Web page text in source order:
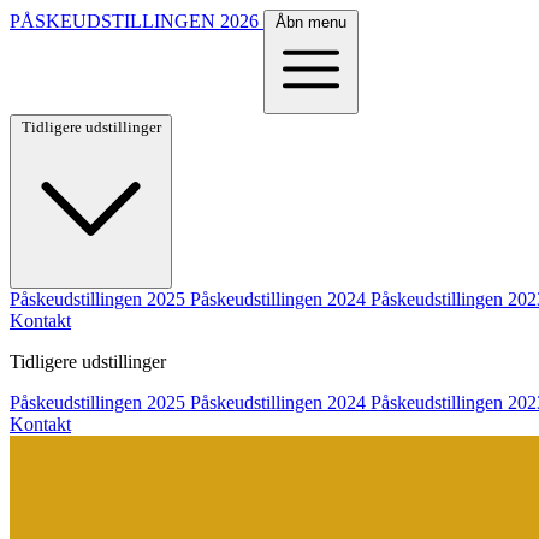
PÅSKEUDSTILLINGEN 2026 Åbn menu
Tidligere udstillinger
Påskeudstillingen 2025 Påskeudstillingen 2024 Påskeudstillingen
Kontakt
Tidligere udstillinger
Påskeudstillingen 2025 Påskeudstillingen 2024 Påskeudstillingen
Kontakt